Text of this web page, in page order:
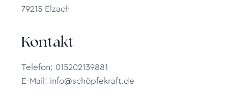
79215 Elzach
Kontakt
Telefon: 015202139881
E-Mail: info@schöpfekraft.de